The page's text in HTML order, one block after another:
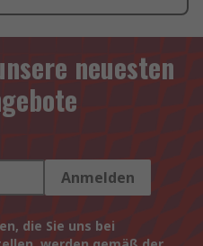
neuesten
Anmelden
die Sie uns bei